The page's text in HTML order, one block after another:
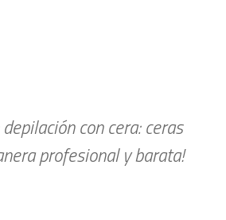
con cera: ceras
profesional y barata!